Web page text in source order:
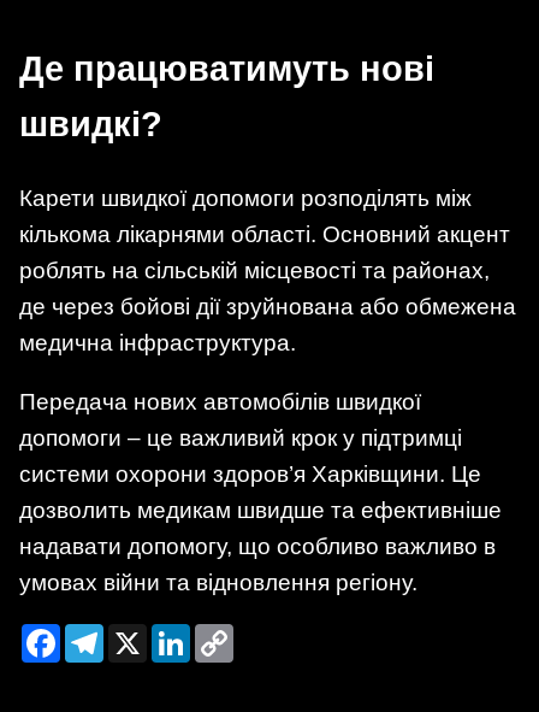
Де працюватимуть нові
швидкі?
Карети швидкої допомоги розподілять між
кількома лікарнями області. Основний акцент
роблять на сільській місцевості та районах,
де через бойові дії зруйнована або обмежена
медична інфраструктура.
Передача нових автомобілів швидкої
допомоги – це важливий крок у підтримці
системи охорони здоров’я Харківщини. Це
дозволить медикам швидше та ефективніше
надавати допомогу, що особливо важливо в
умовах війни та відновлення регіону.
FacebookTelegram
X LinkedIn